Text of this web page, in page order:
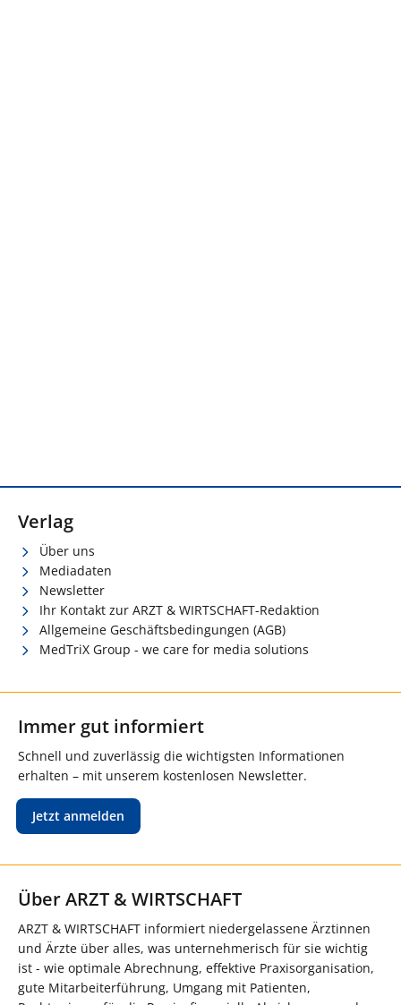
Verlag
Über uns
Mediadaten
Newsletter
Ihr Kontakt zur ARZT & WIRTSCHAFT-Redaktion
Allgemeine Geschäftsbedingungen (AGB)
MedTriX Group - we care for media solutions
Immer gut informiert
Schnell und zuverlässig die wichtigsten Informationen
erhalten – mit unserem kostenlosen Newsletter.
Jetzt anmelden
Über ARZT & WIRTSCHAFT
ARZT & WIRTSCHAFT informiert niedergelassene Ärztinnen
und Ärzte über alles, was unternehmerisch für sie wichtig
ist - wie optimale Abrechnung, effektive Praxisorganisation,
gute Mitarbeiterführung, Umgang mit Patienten,